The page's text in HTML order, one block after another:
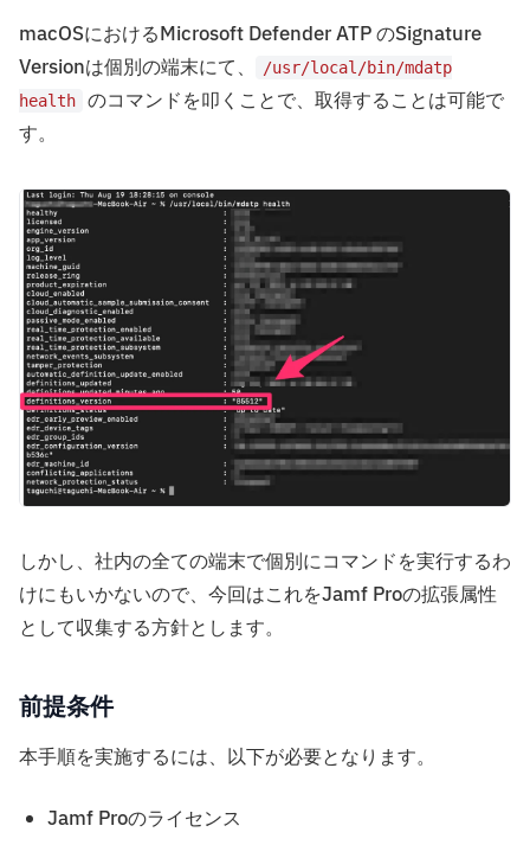
macOSにおけるMicrosoft Defender ATP のSignature
Versionは個別の端末にて、
/usr/local/bin/mdatp
health
のコマンドを叩くことで、取得することは可能で
す。
しかし、社内の全ての端末で個別にコマンドを実行するわ
けにもいかないので、今回はこれをJamf Proの拡張属性
として収集する方針とします。
前提条件
本手順を実施するには、以下が必要となります。
Jamf Proのライセンス